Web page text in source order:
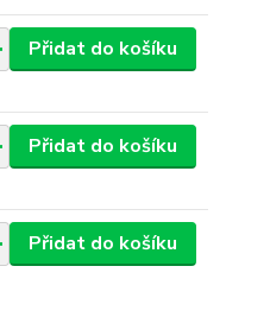
Přidat do košíku
Přidat do košíku
Přidat do košíku